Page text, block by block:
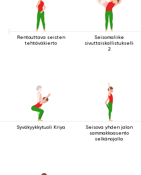
Rentouttava seisten
tehtäväkierto
Seisomaliike
sivuttaiskallistuksella
2
Syväkyykkytuoli Kriya
Seisova yhden jalan
sammakkoasento
selkänojalla